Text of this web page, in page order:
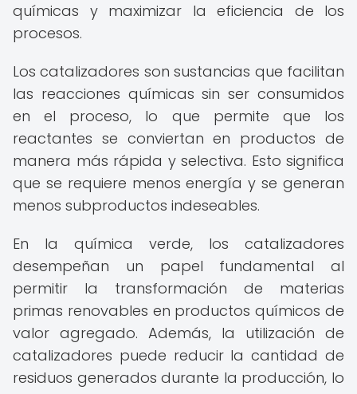
químicas y maximizar la eficiencia de los
procesos.
Los catalizadores son sustancias que facilitan
las reacciones químicas sin ser consumidos
en el proceso, lo que permite que los
reactantes se conviertan en productos de
manera más rápida y selectiva. Esto significa
que se requiere menos energía y se generan
menos subproductos indeseables.
En la química verde, los catalizadores
desempeñan un papel fundamental al
permitir la transformación de materias
primas renovables en productos químicos de
valor agregado. Además, la utilización de
catalizadores puede reducir la cantidad de
residuos generados durante la producción, lo